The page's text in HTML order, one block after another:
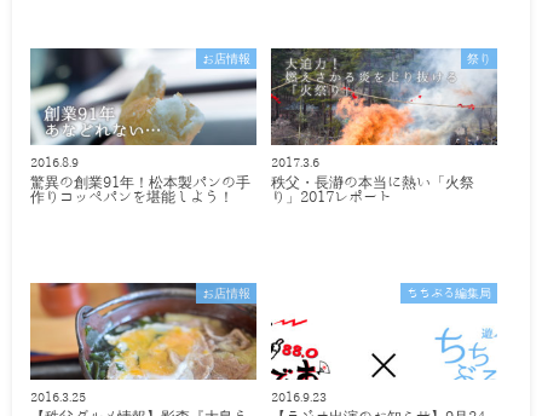
お店情報
2016.8.9
驚異の創業91年！松本製パンの手
作りコッペパンを堪能しよう！
祭り
2017.3.6
秩父・長瀞の本当に熱い「火祭
り」2017レポート
お店情報
2016.3.25
ちちぶる編集局
2016.9.23